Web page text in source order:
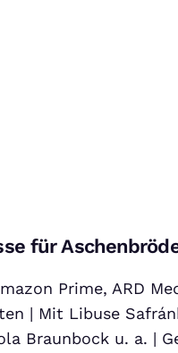
findest Du in
für
Prime, ARD
| Mit Libuse
Braunbock u. a. |